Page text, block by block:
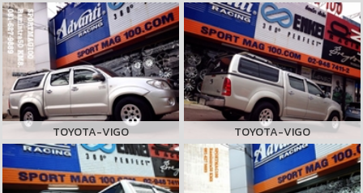
TOYOTA-VIGO TOYOTA-VIGO